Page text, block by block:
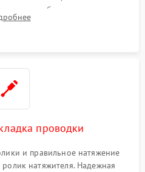
глубокая очистка
и воздуховодов от
проводки
и правильное натяжение
натяжителя. Надежная